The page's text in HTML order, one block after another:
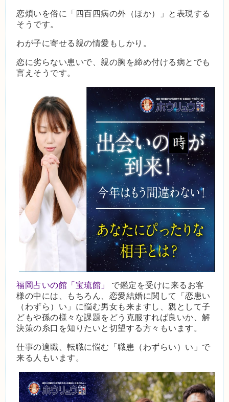
恋煩いを俗に「四百四病の外（ほか）」と表現する
そうです。
わが子に寄せる親の情愛もしかり。
恋に劣らない患いで、親の胸を締め付ける病とでも
言えそうです。
福岡占いの館「宝琉館」
で鑑定を受けに来るお客
様の中には、もちろん、恋愛結婚に関して「恋患い
（わずら）い」に悩む男女も来ますし、親として子
どもや孫の様々な課題をどう克服すれば良いか、解
決策の糸口を知りたいと切望する方々もいます。
仕事の適職、転職に悩む「職患（わずらい）い」で
来る人もいます。